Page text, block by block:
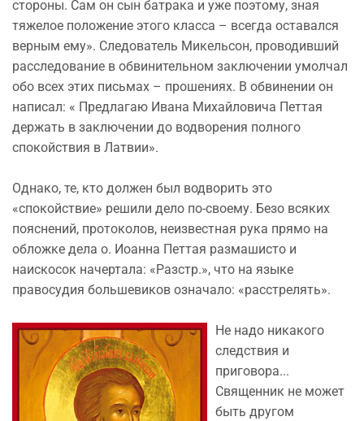
стороны. Сам он сын батрака и уже поэтому, зная
тяжелое положение этого класса – всегда оставался
верным ему». Следователь Микельсон, проводивший
расследование в обвинительном заключении умолчал
обо всех этих письмах – прошениях. В обвинении он
написал: « Предлагаю Ивана Михайловича Петтая
держать в заключении до водворения полного
спокойствия в Латвии».
Однако, те, кто должен был водворить это
«спокойствие» решили дело по-своему. Безо всяких
пояснений, протоколов, неизвестная рука прямо на
обложке дела о. Иоанна Петтая размашисто и
наискосок начертала: «Разстр.», что на языке
правосудия большевиков означало: «расстрелять».
Не надо никакого
следствия и
приговора...
Священник не может
быть другом